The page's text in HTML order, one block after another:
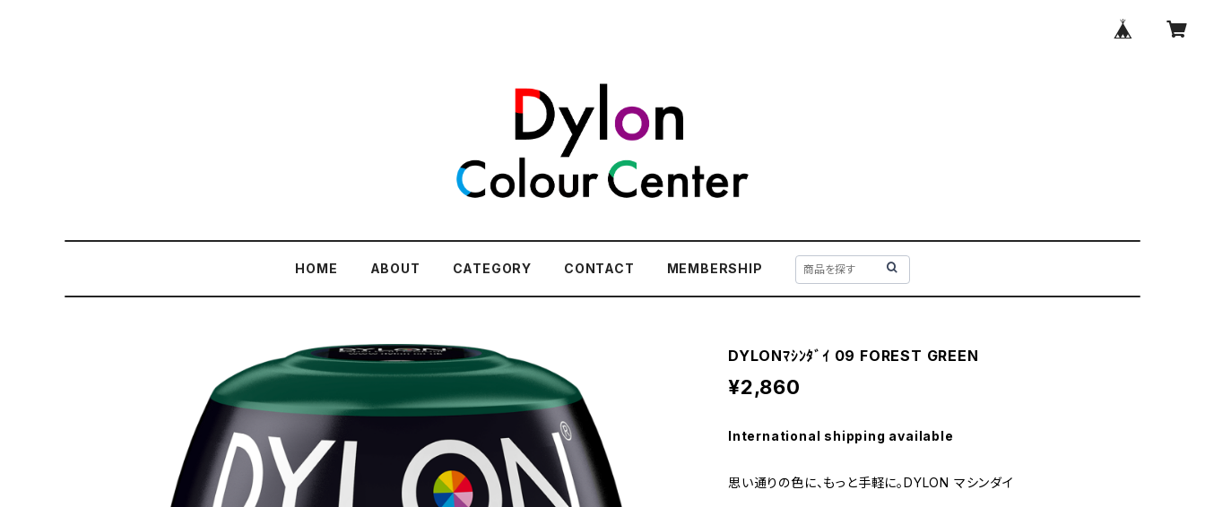
HOME ABOUT CATEGORY CONTACT MEMBERSHIP
DYLONﾏｼﾝﾀﾞｲ 09 FOREST GREEN
¥2,860
International shipping available
思い通りの色に、もっと手軽に。DYLON マシンダイ